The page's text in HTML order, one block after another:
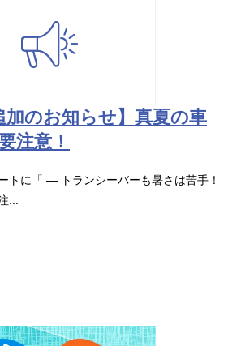
加のお知らせ】真夏の車
注意！
トに「 ― トランシーバーも暑さは苦手！
...